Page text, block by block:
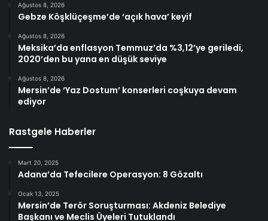
Ağustos 8, 2026
Gebze Köşklüçeşme’de ‘açık hava’ keyif
Ağustos 8, 2026
Meksika’da enflasyon Temmuz’da %3,12’ye geriledi,
2020’den bu yana en düşük seviye
Ağustos 8, 2026
Mersin’de ‘Yaz Dostum’ konserleri coşkuya devam
ediyor
Rastgele Haberler
Mart 20, 2025
Adana’da Tefecilere Operasyon: 8 Gözaltı
Ocak 13, 2025
Mersin’de Terör Soruşturması: Akdeniz Belediye
Başkanı ve Meclis Üyeleri Tutuklandı